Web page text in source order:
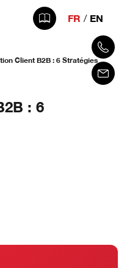
FR EN
Client B2B : 6 Stratégies
: 6